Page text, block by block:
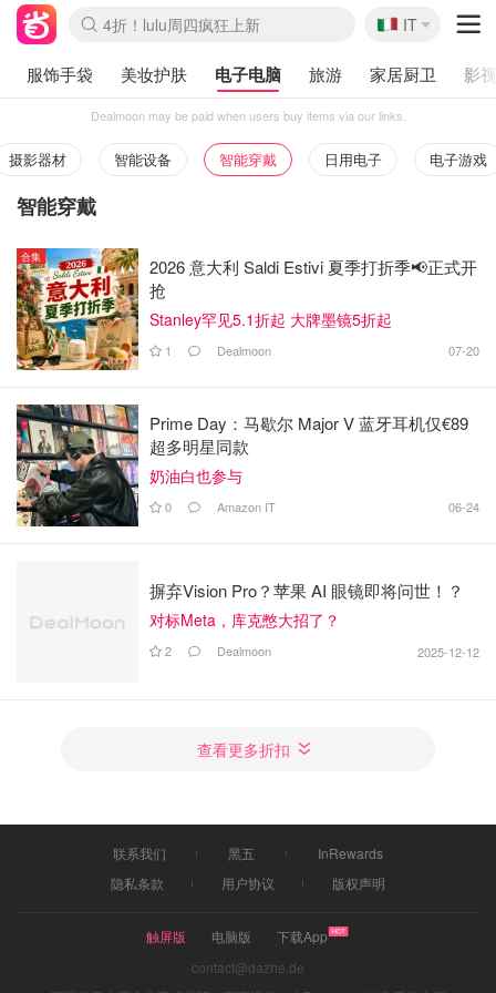
4折！lulu周四疯狂上新
Zalando 奥莱闪促！每日更新
🇮🇹
IT
服饰手袋 美妆护肤 电子电脑 旅游 家居厨卫 影
Dealmoon may be paid when users buy items via our links.
摄影器材 智能设备 智能穿戴 日用电子 电子游戏
智能穿戴
合集
2026 意大利 Saldi Estivi 夏季打折季📢正式开
抢
Stanley罕见5.1折起 大牌墨镜5折起
1 Dealmoon 07-20
Prime Day：马歇尔 Major V 蓝牙耳机仅€89
超多明星同款
奶油白也参与
0 Amazon IT 06-24
摒弃Vision Pro？苹果 AI 眼镜即将问世！？
对标Meta，库克憋大招了？
2 Dealmoon 2025-12-12
查看更多折扣
联系我们 黑五
InRewards
隐私条款
用户协议 版权声明
触屏版 电脑版
下载App
contact@dazhe.de